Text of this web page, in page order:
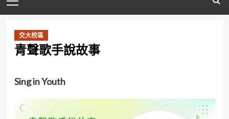
Menu
交大校區
青聲歌手說故事
Sing in Youth